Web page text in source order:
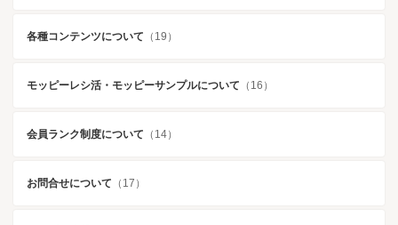
各種コンテンツについて （19）
モッピーレシ活・モッピーサンプルについて （16）
会員ランク制度について （14）
お問合せについて （17）